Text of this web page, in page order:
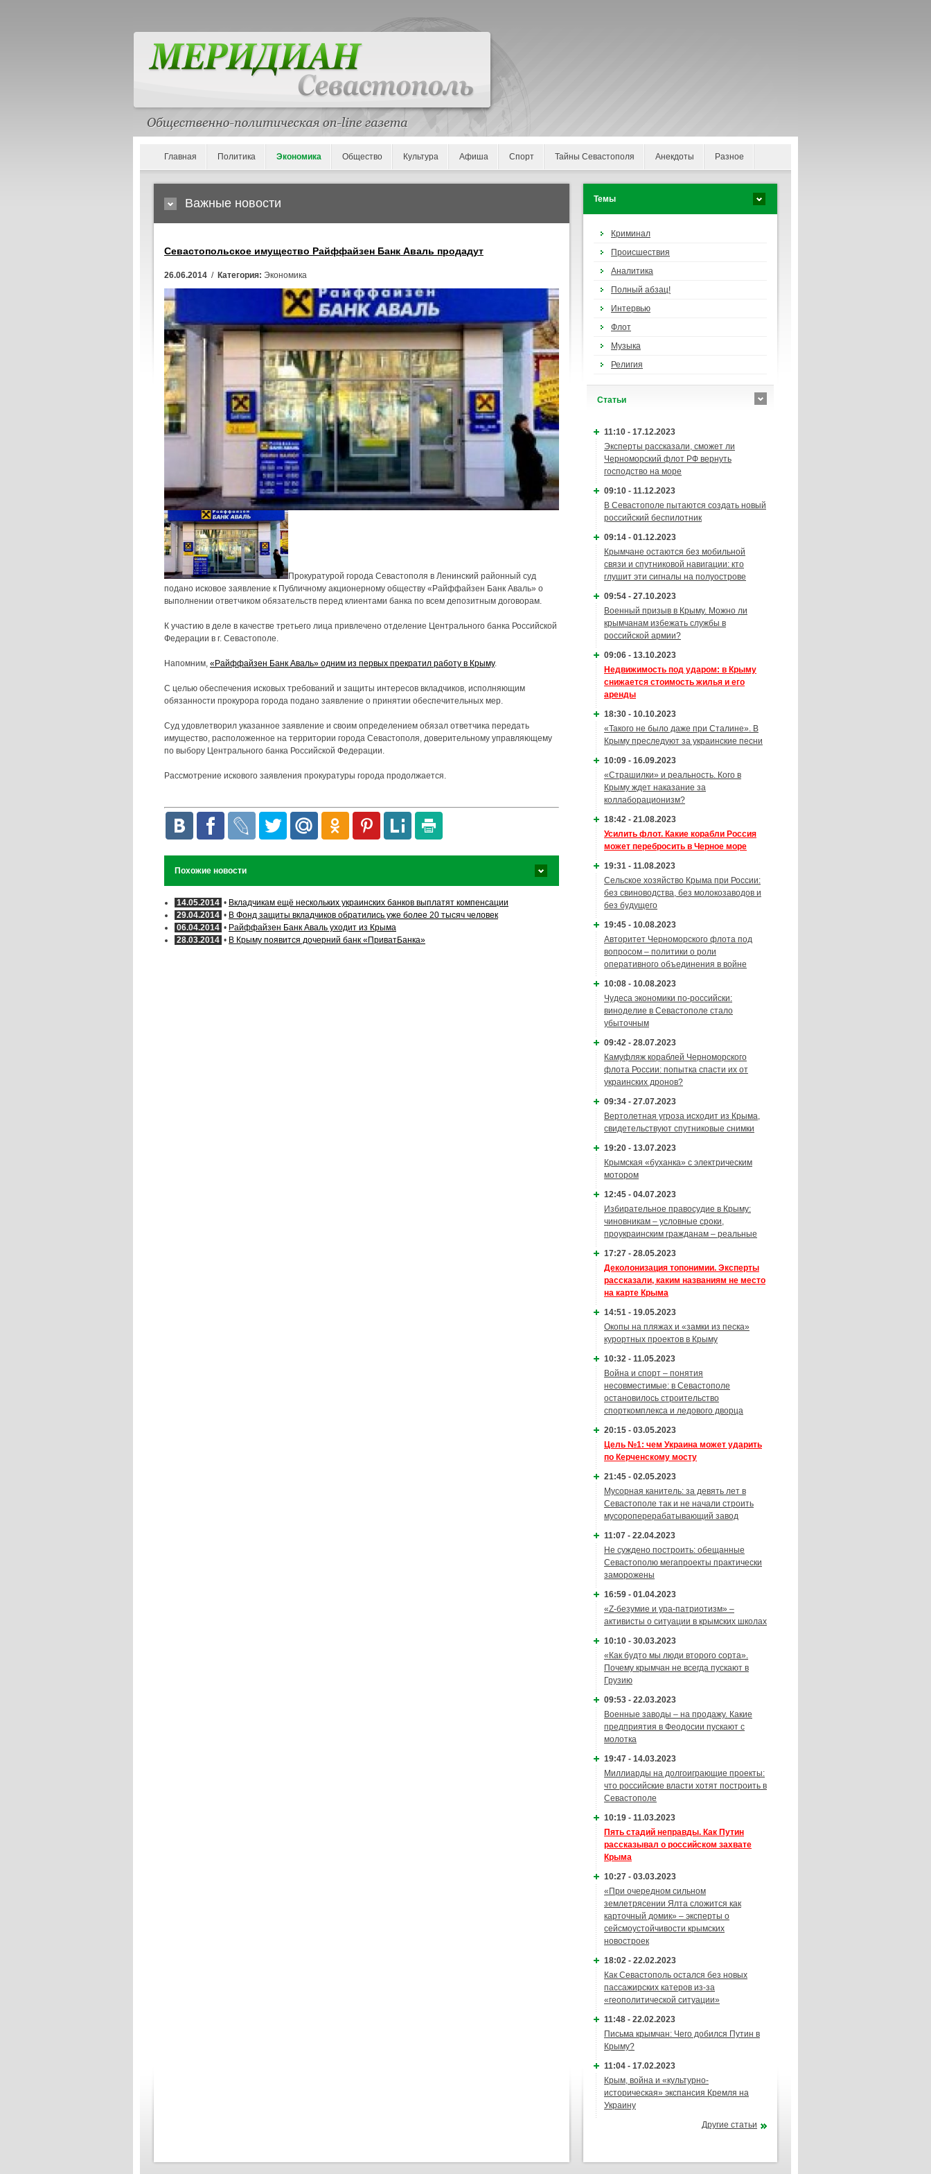
Главная Политика Экономика Общество Культура Афиша Спорт Тайны Севастополя Анекдоты Разное
Важные новости
Севастопольское имущество Райффайзен Банк Аваль продадут
26.06.2014 / Категория: Экономика
Прокуратурой города Севастополя в Ленинский районный суд
подано исковое заявление к Публичному акционерному обществу «Райффайзен Банк Аваль» о
выполнении ответчиком обязательств перед клиентами банка по всем депозитным договорам.
К участию в деле в качестве третьего лица привлечено отделение Центрального банка Российской
Федерации в г. Севастополе.
Напомним, «Райффайзен Банк Аваль» одним из первых прекратил работу в Крыму.
С целью обеспечения исковых требований и защиты интересов вкладчиков, исполняющим
обязанности прокурора города подано заявление о принятии обеспечительных мер.
Суд удовлетворил указанное заявление и своим определением обязал ответчика передать
имущество, расположенное на территории города Севастополя, доверительному управляющему
по выбору Центрального банка Российской Федерации.
Рассмотрение искового заявления прокуратуры города продолжается.
Похожие новости
14.05.2014 • Вкладчикам ещё нескольких украинских банков выплатят компенсации
29.04.2014 • В Фонд защиты вкладчиков обратились уже более 20 тысяч человек
06.04.2014 • Райффайзен Банк Аваль уходит из Крыма
28.03.2014 • В Крыму появится дочерний банк «ПриватБанка»
Темы
Криминал
Происшествия
Аналитика
Полный абзац!
Интервью
Флот
Музыка
Религия
Cтатьи
11:10 - 17.12.2023
Эксперты рассказали, сможет ли
Черноморский флот РФ вернуть
господство на море
09:10 - 11.12.2023
В Севастополе пытаются создать новый
российский беспилотник
09:14 - 01.12.2023
Крымчане остаются без мобильной
связи и спутниковой навигации: кто
глушит эти сигналы на полуострове
09:54 - 27.10.2023
Военный призыв в Крыму. Можно ли
крымчанам избежать службы в
российской армии?
09:06 - 13.10.2023
Недвижимость под ударом: в Крыму
снижается стоимость жилья и его
аренды
18:30 - 10.10.2023
«Такого не было даже при Сталине». В
Крыму преследуют за украинские песни
10:09 - 16.09.2023
«Страшилки» и реальность. Кого в
Крыму ждет наказание за
коллаборационизм?
18:42 - 21.08.2023
Усилить флот. Какие корабли Россия
может перебросить в Черное море
19:31 - 11.08.2023
Сельское хозяйство Крыма при России:
без свиноводства, без молокозаводов и
без будущего
19:45 - 10.08.2023
Авторитет Черноморского флота под
вопросом – политики о роли
оперативного объединения в войне
10:08 - 10.08.2023
Чудеса экономики по-российски:
виноделие в Севастополе стало
убыточным
09:42 - 28.07.2023
Камуфляж кораблей Черноморского
флота России: попытка спасти их от
украинских дронов?
09:34 - 27.07.2023
Вертолетная угроза исходит из Крыма,
свидетельствуют спутниковые снимки
19:20 - 13.07.2023
Крымская «буханка» с электрическим
мотором
12:45 - 04.07.2023
Избирательное правосудие в Крыму:
чиновникам – условные сроки,
проукраинским гражданам – реальные
17:27 - 28.05.2023
Деколонизация топонимии. Эксперты
рассказали, каким названиям не место
на карте Крыма
14:51 - 19.05.2023
Окопы на пляжах и «замки из песка»
курортных проектов в Крыму
10:32 - 11.05.2023
Война и спорт – понятия
несовместимые: в Севастополе
остановилось строительство
спорткомплекса и ледового дворца
20:15 - 03.05.2023
Цель №1: чем Украина может ударить
по Керченскому мосту
21:45 - 02.05.2023
Мусорная канитель: за девять лет в
Севастополе так и не начали строить
мусороперерабатывающий завод
11:07 - 22.04.2023
Не суждено построить: обещанные
Севастополю мегапроекты практически
заморожены
16:59 - 01.04.2023
«Z-безумие и ура-патриотизм» –
активисты о ситуации в крымских школах
10:10 - 30.03.2023
«Как будто мы люди второго сорта».
Почему крымчан не всегда пускают в
Грузию
09:53 - 22.03.2023
Военные заводы – на продажу. Какие
предприятия в Феодосии пускают с
молотка
19:47 - 14.03.2023
Миллиарды на долгоиграющие проекты:
что российские власти хотят построить в
Севастополе
10:19 - 11.03.2023
Пять стадий неправды. Как Путин
рассказывал о российском захвате
Крыма
10:27 - 03.03.2023
«При очередном сильном
землетрясении Ялта сложится как
карточный домик» – эксперты о
сейсмоустойчивости крымских
новостроек
18:02 - 22.02.2023
Как Севастополь остался без новых
пассажирских катеров из-за
«геополитической ситуации»
11:48 - 22.02.2023
Письма крымчан: Чего добился Путин в
Крыму?
11:04 - 17.02.2023
Крым, война и «культурно-
историческая» экспансия Кремля на
Украину
Другие статьи